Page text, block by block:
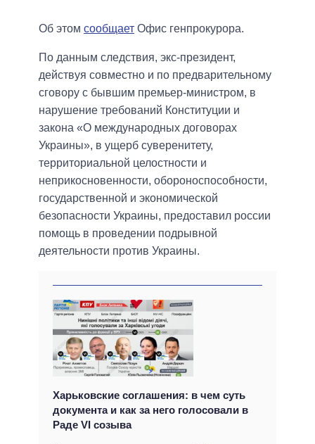
Об этом сообщает Офис генпрокурора.
По данным следствия, экс-президент,
действуя совместно и по предварительному
сговору с бывшим премьер-министром, в
нарушение требований Конституции и
закона «О международных договорах
Украины», в ущерб суверенитету,
территориальной целостности и
неприкосновенности, обороноспособности,
государственной и экономической
безопасности Украины, предоставил россии
помощь в проведении подрывной
деятельности против Украины.
Харьковские соглашения: в чем суть
документа и как за него голосовали в
Раде VI созыва